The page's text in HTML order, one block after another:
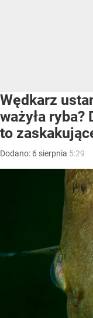
Wędkarz
ważyła ryba?
to
Dodano: 6 sierpnia 5:29